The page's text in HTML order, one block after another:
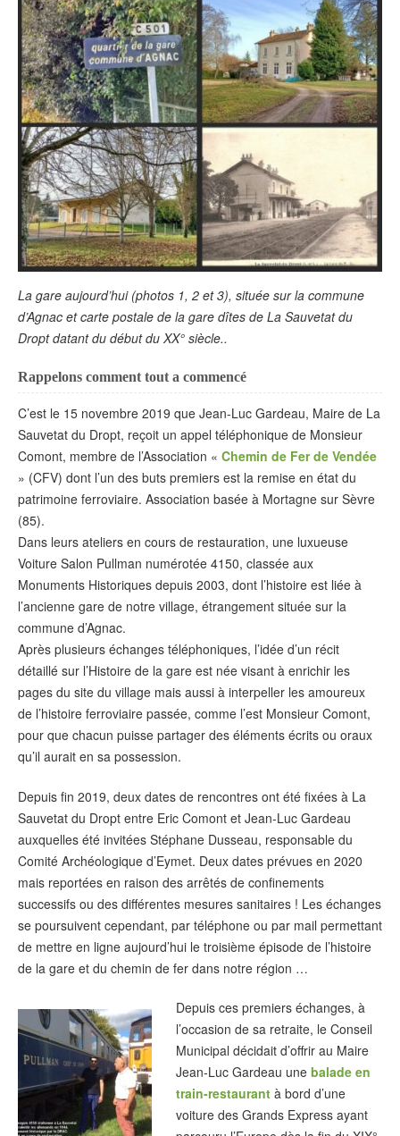
La gare aujourd’hui (photos 1, 2 et 3), située sur la commune
d’Agnac et carte postale de la gare dîtes de La Sauvetat du
Dropt datant du début du XX° siècle..
Rappelons comment tout a commencé
C’est le 15 novembre 2019 que Jean-Luc Gardeau, Maire de La
Sauvetat du Dropt, reçoit un appel téléphonique de Monsieur
Comont, membre de l’Association « Chemin de Fer de Vendée
» (CFV) dont l’un des buts premiers est la remise en état du
patrimoine ferroviaire. Association basée à Mortagne sur Sèvre
(85).
Dans leurs ateliers en cours de restauration, une luxueuse
Voiture Salon Pullman numérotée 4150, classée aux
Monuments Historiques depuis 2003, dont l’histoire est liée à
l’ancienne gare de notre village, étrangement située sur la
commune d’Agnac.
Après plusieurs échanges téléphoniques, l’idée d’un récit
détaillé sur l’Histoire de la gare est née visant à enrichir les
pages du site du village mais aussi à interpeller les amoureux
de l’histoire ferroviaire passée, comme l’est Monsieur Comont,
pour que chacun puisse partager des éléments écrits ou oraux
qu’il aurait en sa possession.
Depuis fin 2019, deux dates de rencontres ont été fixées à La
Sauvetat du Dropt entre Eric Comont et Jean-Luc Gardeau
auxquelles été invitées Stéphane Dusseau, responsable du
Comité Archéologique d’Eymet. Deux dates prévues en 2020
mais reportées en raison des arrêtés de confinements
successifs ou des différentes mesures sanitaires ! Les échanges
se poursuivent cependant, par téléphone ou par mail permettant
de mettre en ligne aujourd’hui le troisième épisode de l’histoire
de la gare et du chemin de fer dans notre région …
Depuis ces premiers échanges, à
l’occasion de sa retraite, le Conseil
Municipal décidait d’offrir au Maire
Jean-Luc Gardeau unebalade en
train-restaurant à bord d’une
voiture des Grands Express ayant